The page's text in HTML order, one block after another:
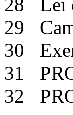
29
30
31
32